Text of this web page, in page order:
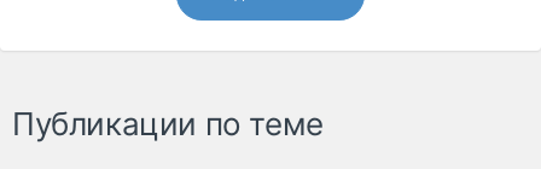
Публикации по теме